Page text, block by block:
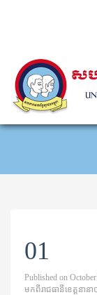
01
Published on
មកពីរាជធានីខេត្តនាន